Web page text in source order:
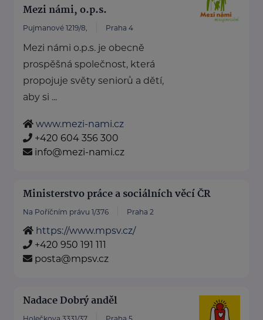
Mezi námi, o.p.s.
Pujmanové 1219/8, Praha 4
Mezi námi o.p.s. je obecně
prospěšná společnost, která
propojuje světy seniorů a dětí,
aby si ...
www.mezi-nami.cz
+420 604 356 300
info@mezi-nami.cz
Ministerstvo práce a sociálních věcí ČR
Na Poříčním právu 1/376 Praha 2
https://www.mpsv.cz/
+420 950 191 111
posta@mpsv.cz
Nadace Dobrý anděl